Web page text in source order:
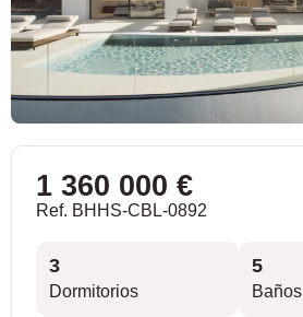
1 360 000 €
Ref. BHHS-CBL-0892
3
Dormitorios
5
Baños